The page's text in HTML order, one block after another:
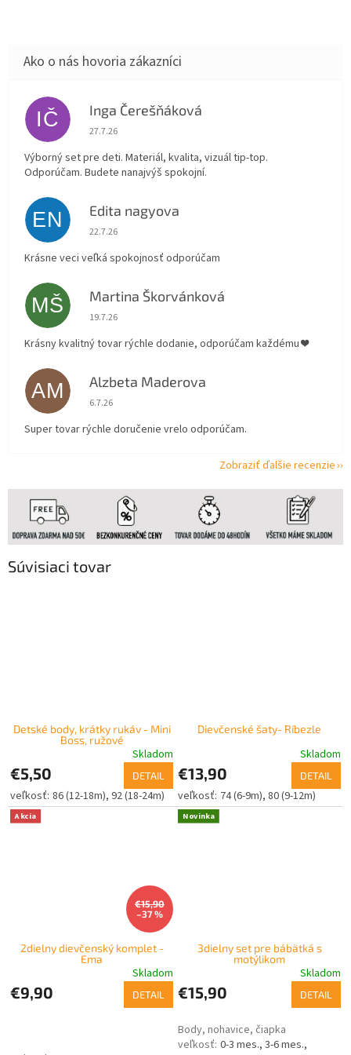
Súvisiaci tovar
Detské body, krátky rukáv - Mini
Boss, ružové
Skladom
€5,50 DETAIL
86 (12-18m) 92 (18-24m)
Dievčenské šaty- Ríbezle
Skladom
€13,90 DETAIL
74 (6-9m) 80 (9-12m)
Akcia
€15,90
–37 %
2dielny dievčenský komplet -
Ema
Skladom
€9,90 DETAIL
Novinka
3dielny set pre bábätká s
motýlikom
Skladom
€15,90 DETAIL
Body, nohavice, čiapka
0-3 mes. 3-6 mes.
IČ Inga Čerešňáková
Hodnotenie obchodu je 5 z 5 hviezdičiek.
27.7.26
Výborný set pre deti. Materiál, kvalita, vizuál tip-top.
Odporúčam. Budete nanajvýš spokojní.
EN Edita nagyova
Hodnotenie obchodu je 5 z 5 hviezdičiek.
22.7.26
Krásne veci veľká spokojnosť odporúčam
MŠ Martina Škorvánková
Hodnotenie obchodu je 5 z 5 hviezdičiek.
19.7.26
Krásny kvalitný tovar rýchle dodanie, odporúčam každému ❤️
AM Alzbeta Maderova
Hodnotenie obchodu je 5 z 5 hviezdičiek.
6.7.26
Super tovar rýchle doručenie vrelo odporúčam.
Zobraziť ďalšie recenzie